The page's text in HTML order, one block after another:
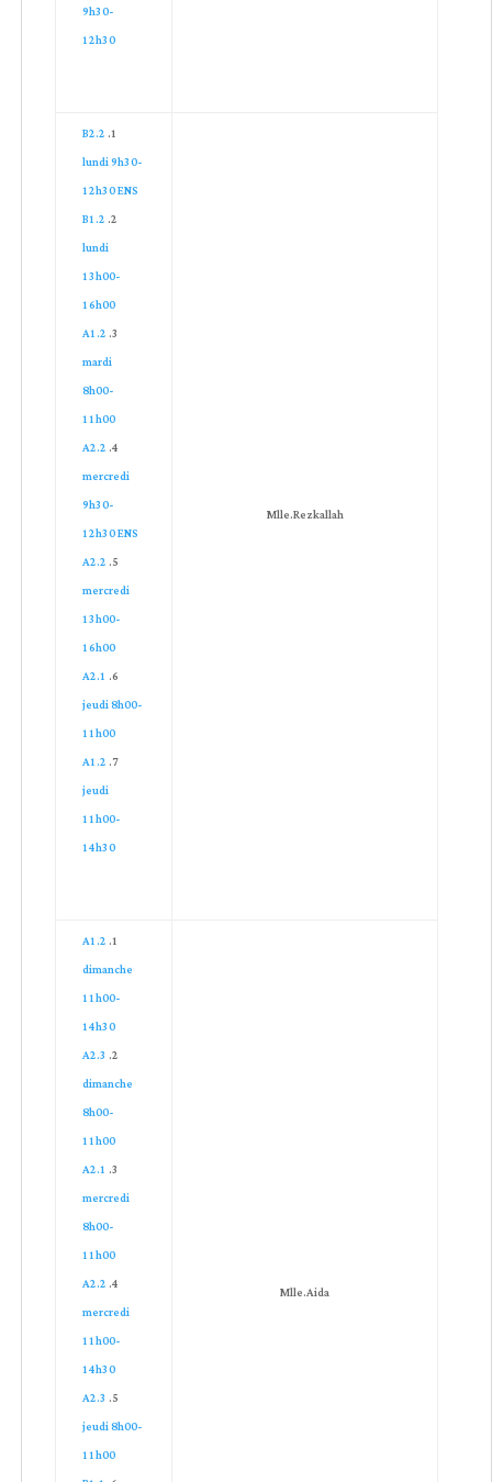
9h30-
12h30
Mlle.Rezkallah
B2.2
lundi 9h30-
12h30 ENS
B1.2
lundi
13h00-
16h00
A1.2
mardi
8h00-
11h00
A2.2
mercredi
9h30-
12h30 ENS
A2.2
mercredi
13h00-
16h00
A2.1
jeudi 8h00-
11h00
A1.2
jeudi
11h00-
14h30
Mlle.Aida
A1.2
dimanche
11h00-
14h30
A2.3
dimanche
8h00-
11h00
A2.1
mercredi
8h00-
11h00
A2.2
mercredi
11h00-
14h30
A2.3
jeudi 8h00-
11h00